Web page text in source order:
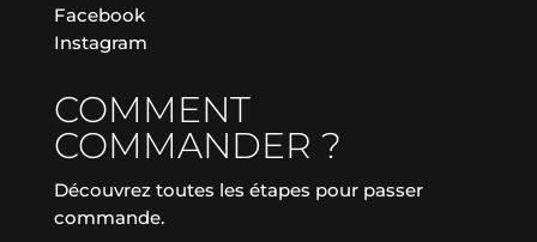
Facebook
Instagram
COMMENT
COMMANDER ?
Découvrez toutes les étapes pour passer
commande.